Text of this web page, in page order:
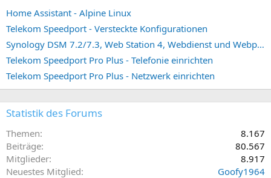
Home Assistant - Alpine Linux
Telekom Speedport - Versteckte Konfigurationen
Synology DSM 7.2/7.3, Web Station 4, Webdienst und Webportal erstellen (ehemals vHost)
Telekom Speedport Pro Plus - Telefonie einrichten
Telekom Speedport Pro Plus - Netzwerk einrichten
Statistik des Forums
Themen
8.167
Beiträge
80.567
Mitglieder
8.917
Neuestes Mitglied
Goofy1964